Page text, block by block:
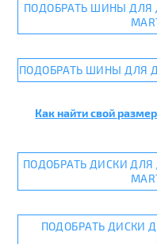
ПОДОБРАТЬ ШИНЫ ДЛЯ
ПОДОБРАТЬ ШИНЫ ДЛЯ
Как найти свой
ПОДОБРАТЬ ДИСКИ
ПОДОБРАТЬ ДИСКИ